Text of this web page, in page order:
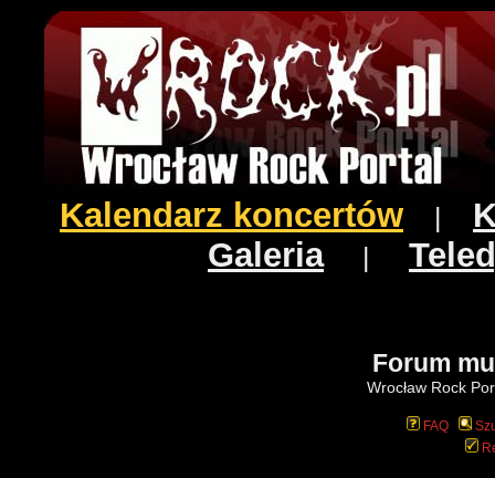
Kalendarz koncertów
Galeria|
Forum
Wrocław Rock
FAQ